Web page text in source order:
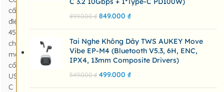
cấp
điện
45W
cho
mỗi
cổng
USB-
C
899.000₫ 849.000 ₫
Tai Nghe Không Dây TWS AUKEY Move
Vibe EP-M4 (Bluetooth V5.3, 6H, ENC,
IPX4, 13mm Composite Drivers)
549.000₫ 499.000 ₫